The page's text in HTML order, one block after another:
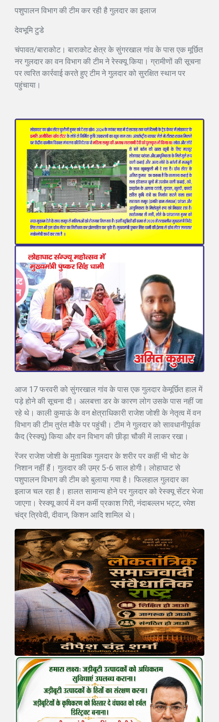
पशुपालन विभाग की टीम कर रही है गुलदार का इलाज
देवभूमि टुडे
चंपावत/बाराकोट। बाराकोट क्षेत्र के सुंगरखाल गांव के पास एक मूर्छित
नर गुलदार का वन विभाग की टीम ने रेस्क्यू किया। ग्रामीणों की सूचना
पर त्वरित कार्रवाई करते हुए टीम ने गुलदार को सुरक्षित स्थान पर
पहुंचाया।
आज 17 फरवरी को सुंगरखाल गांव के पास एक गुलदार केमूर्छित हाल में
पड़े होने की सूचना दी। अलबत्ता डर के कारण लोग उसके पास नहीं जा
रहे थे। काली कुमाऊं के वन क्षेत्राधिकारी राजेश जोशी के नेतृत्व में वन
विभाग की टीम तुरंत मौके पर पहुंची। टीम ने गुलदार को सावधानीपूर्वक
कैद (रेस्क्यू) किया और वन विभाग की छीड़ा चौकी में लाकर रखा।
रेंजर राजेश जोशी के मुताबिक गुलदार के शरीर पर कहीं भी चोट के
निशान नहीं हैं। गुलदार की उम्र 5-6 साल होगी। लोहाघाट से
पशुपालन विभाग की टीम को बुलाया गया है। फिलहाल गुलदार का
इलाज चल रहा है। हालत सामान्य होने पर गुलदार को रेस्क्यू सेंटर भेजा
जाएगा। रेस्क्यू कार्य में वन कर्मी प्रकाश गिरी, नंदाबल्लभ भट्ट, रमेश
चंद्र त्रिवेदी, दीवान, किशन आदि शामिल थे।